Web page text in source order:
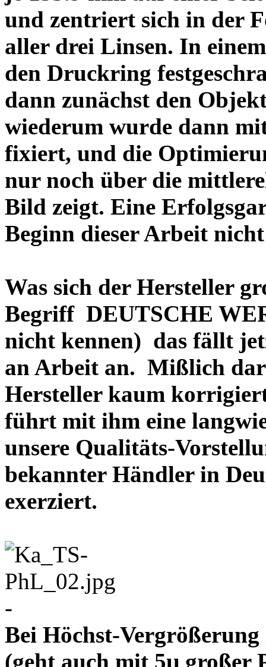
und zentriert sich in der
aller drei Linsen. In
den Druckring
dann zunächst den
wiederum wurde dann
fixiert, und die
nur noch über die
Bild zeigt. Eine
Beginn dieser Arbeit
Was sich der Hersteller
Begriff DEUTSCHE
nicht kennen) das fällt
an Arbeit an. Mißlich
Hersteller kaum
führt mit ihm eine
unsere Qualitäts-
bekannter Händler in
exerziert.
-
Bei Höchst-
(geht auch mit 5µ großer